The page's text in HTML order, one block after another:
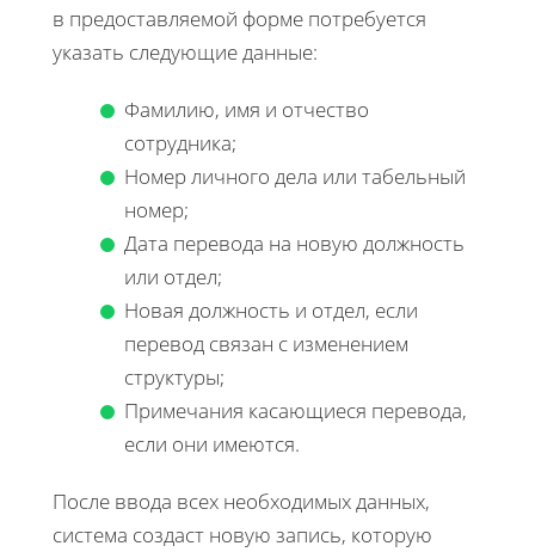
в предоставляемой форме потребуется
указать следующие данные:
Фамилию, имя и отчество
сотрудника;
Номер личного дела или табельный
номер;
Дата перевода на новую должность
или отдел;
Новая должность и отдел, если
перевод связан с изменением
структуры;
Примечания касающиеся перевода,
если они имеются.
После ввода всех необходимых данных,
система создаст новую запись, которую